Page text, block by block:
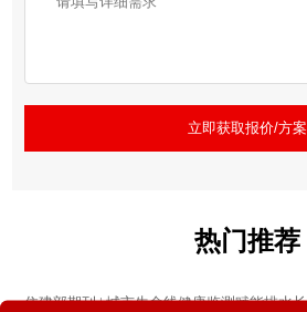
立即获取报价/方案
热门推荐
住建部期刊 | 城市生命线健康监测赋能排水